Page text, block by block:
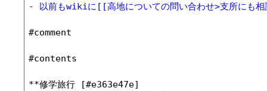
- 以前もwikiに[[高地についての問い合わせ>支所に
#comment
#contents
**修学旅行 [#e363e47e]